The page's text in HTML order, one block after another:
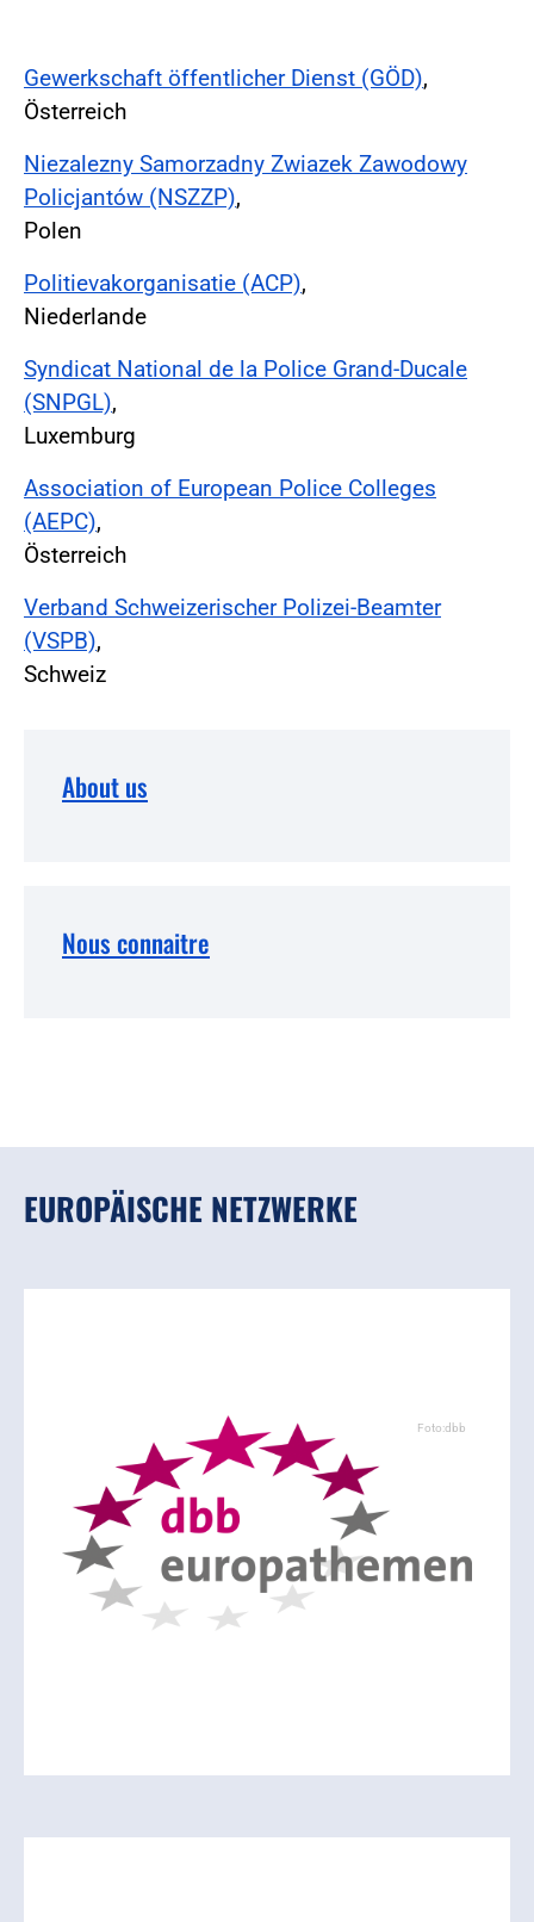
Gewerkschaft öffentlicher Dienst (GÖD),
Österreich
Niezalezny Samorzadny Zwiazek Zawodowy
Policjantów (NSZZP),
Polen
Politievakorganisatie (ACP),
Niederlande
Syndicat National de la Police Grand-Ducale
(SNPGL),
Luxemburg
Association of European Police Colleges
(AEPC),
Österreich
Verband Schweizerischer Polizei-Beamter
(VSPB),
Schweiz
About us
Nous connaitre
EUROPÄISCHE NETZWERKE
Foto:dbb